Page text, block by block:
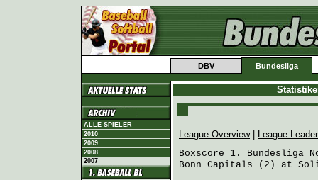
DBV Bundesliga
ALLE SPIELER
2010
2009
2008
2007
League Overview|
League
Boxscore 1. Bundesliga
Bonn Capitals (2) at